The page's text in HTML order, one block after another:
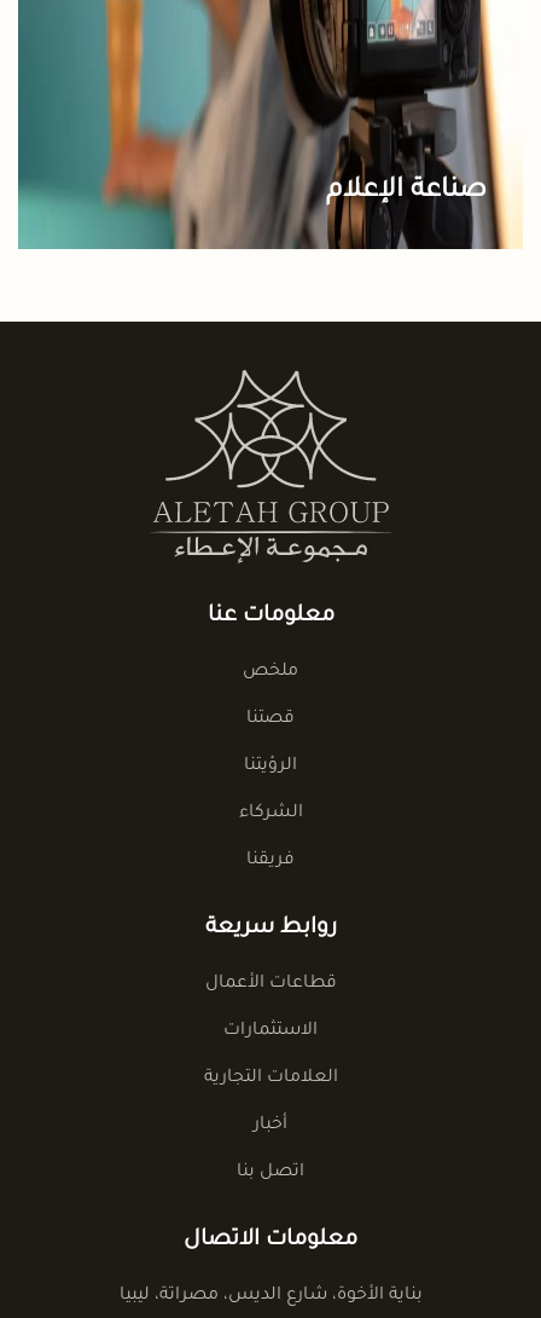
صناعة الإعلام
معلومات عنا
ملخص
قصتنا
الرؤيتنا
الشركاء
فريقنا
روابط سريعة
قطاعات الأعمال
الاستثمارات
العلامات التجارية
أخبار
اتصل بنا
معلومات الاتصال
بناية الأخوة، شارع الديس، مصراتة، ليبيا